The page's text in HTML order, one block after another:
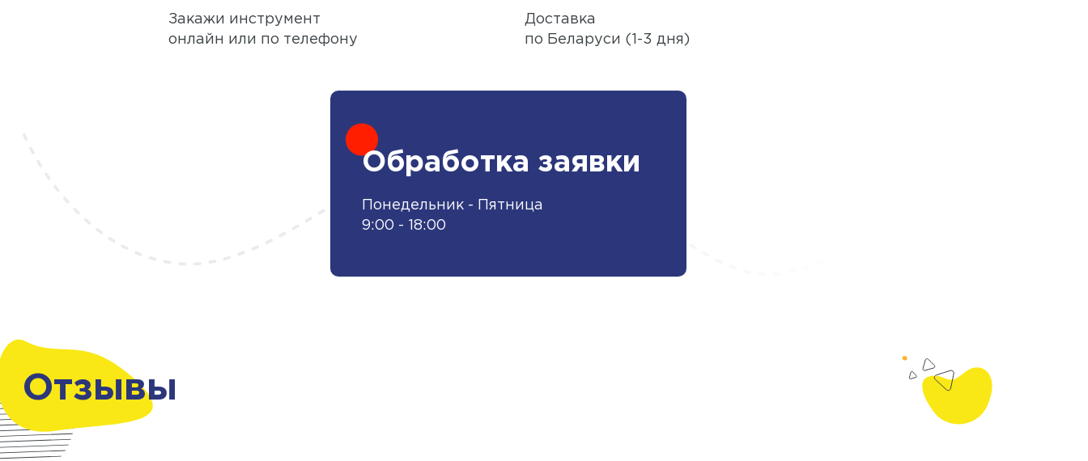
Закажи инструмент
онлайн или по телефону
Доставка
по Беларуси (1-3 дня)
Обработка заявки
Понедельник - Пятница
9:00 - 18:00
Отзывы